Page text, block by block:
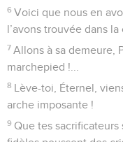
dans des questions
moi.
2 Loin de là, j’ai
Comme un enfant
moi comme un enfant
Israël, attends-toi à